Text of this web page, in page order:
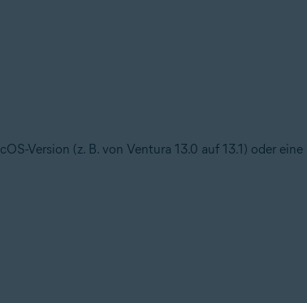
Version (z. B. von Ventura 13.0 auf 13.1) oder eine